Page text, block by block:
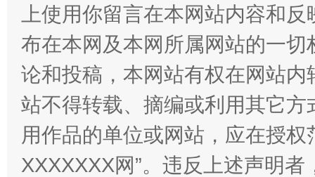
阿坝州三大球赛在茂县开幕 规模
上使用你留言在本网站内容和
布在本网及本网所属网站的一
论和投稿，本网站有权在网站
站不得转载、摘编或利用其它
用作品的单位或网站，应在授
XXXXXXX网”。违反上述声明